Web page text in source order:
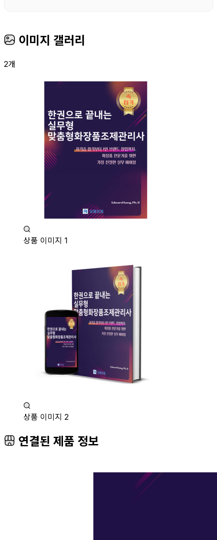
이미지 갤러리
2개
상품 이미지 1
상품 이미지 2
연결된 제품 정보